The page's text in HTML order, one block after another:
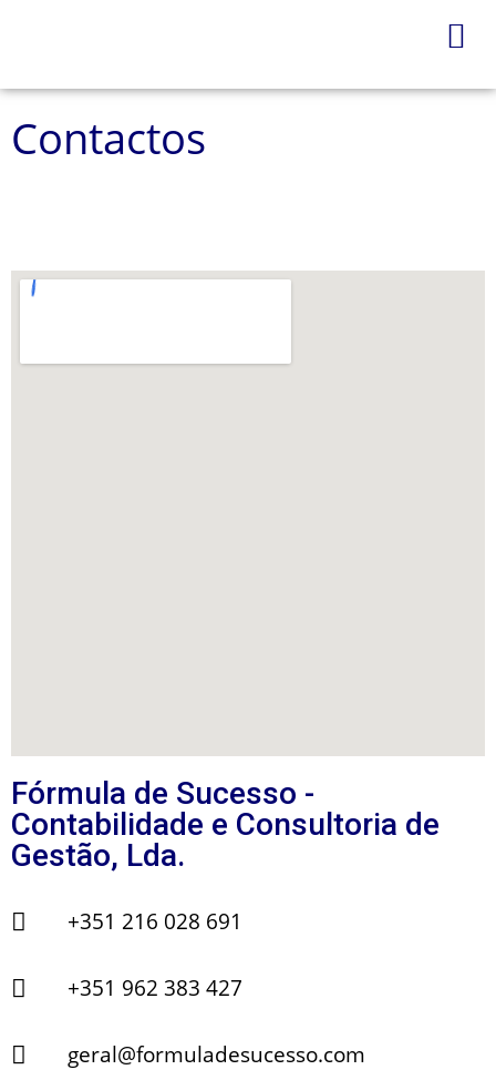
Contactos
Fórmula de Sucesso -
Contabilidade e Consultoria de
Gestão, Lda.
+351 216 028 691
+351 962 383 427
geral@formuladesucesso.com